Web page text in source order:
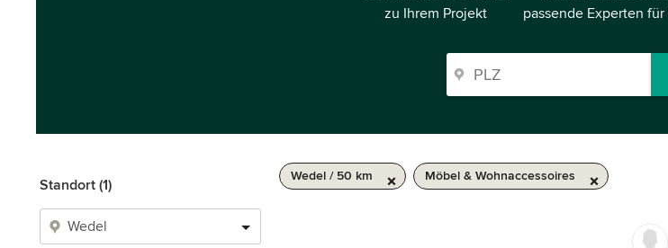
zu Ihrem Projekt
passende Experten für
Standort (1)
Wedel / 50 km Möbel & Wohnaccessoires